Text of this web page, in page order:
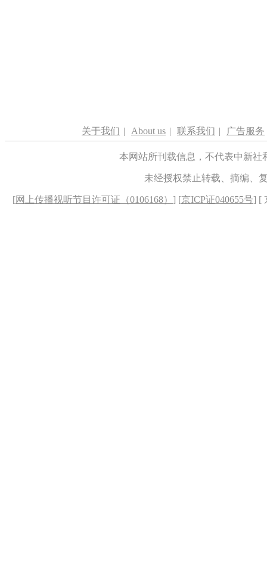
关于我们 | About us | 联系我们 | 广告服务
本网站所刊载信息，不代表中新
未经授权禁止转载、摘编、
[网上传播视听节目许可证（0106168） ] [京ICP证040655号] [